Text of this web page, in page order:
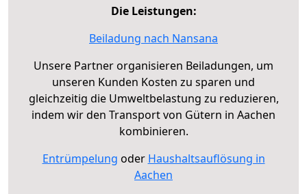
Die Leistungen:
Beiladung nach Nansana
Unsere Partner organisieren Beiladungen, um
unseren Kunden Kosten zu sparen und
gleichzeitig die Umweltbelastung zu reduzieren,
indem wir den Transport von Gütern in Aachen
kombinieren.
Entrümpelung oder Haushaltsauflösung in
Aachen